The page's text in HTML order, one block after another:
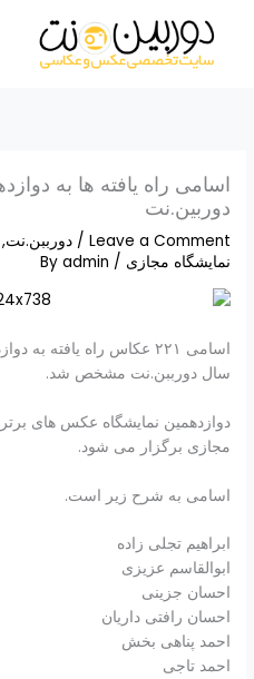
content
اسامی راه یافته ها به
دوربین.نت
Leave a Comment
/دورببن.نت,
نمایشگاه مجازی / By
admin
اسامی ۲۲۱ عکاس راه یافته
سال دورببن.نت مشخص شد.
دوازدهمین نمایشگاه عکس های
مجازی برگزار می شود.
اسامی به شرح زیر است.
ابراهیم تجلی زاده
ابوالقاسم عزیزی
احسان جزینی
احسان رافتی داریان
احمد پناهی بخش
احمد تاجی